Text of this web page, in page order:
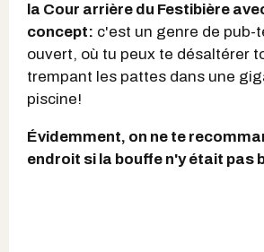
la Cour arrière du Festibière
concept: c'est un genre de pub-
ouvert, où tu peux te désaltérer
trempant les pattes dans une
piscine!
Évidemment, on ne te
endroit si la bouffe n'y était pas